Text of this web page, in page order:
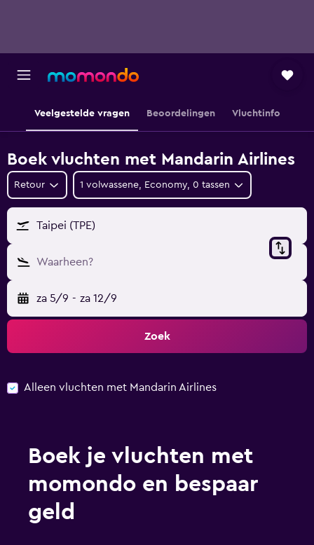
Veelgestelde vragen Beoordelingen Vluchtinfo
Boek vluchten met Mandarin Airlines
Retour 1 volwassene, Economy, 0 tassen
Taipei (TPE)
Waarheen?
za 5/9 - za 12/9
Zoek
Alleen vluchten met Mandarin Airlines
Boek je vluchten met
momondo en bespaar
geld